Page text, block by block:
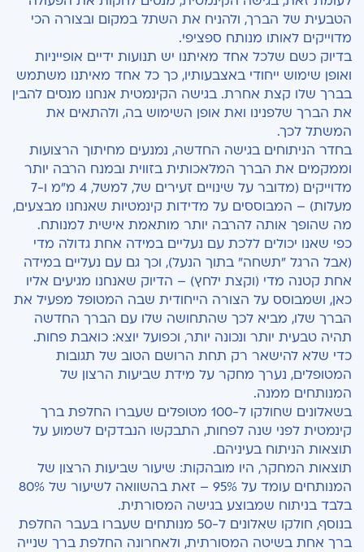
הטבעית של הברך, ולהניח את השתל במקום ובצורה הכי
מדוייקים לאותו מנותח ספציפי.
בדיוק כשם שלכל אחד מאיתנו יש תנועות ידיים אופייניות
ואופן שימוש ייחודי באצבעותיו, כך כל אחד מאיתנו משתמש
בברך שלו קצת אחרת. בגישה הקינמטית אנחנו מנסים להבין
את הברך שלפנינו ואת אופן השימוש בה, ולהתאים את
המשתל לכך.
בחדר הניתוחים בגישה החדשה, נמנעים מחיתוך הרצועות
וממקמים את הברך המלאכותית בזווית ובמנח הרבה יותר
מדוייקים (מדובר על שינויים זעירים של, למשל, 4 מ"מ ו-7
מעלות) – המבוססים על מדידות קינמטיות שאנחנו מבצעים,
מה שהופך אותה להרבה יותר מותאמת אישית למנותח.
כפי שאנו יכולים ללכת עם נעליים במידה אחת גדולה מדי
(אבל הרגל "תשחה" בתוך הנעל), וכך גם עם נעליים במידה
אחת קטנה מדי (וקצת ילחץ) – הדיוק שאנחנו מגיעים אליו
כאן, ושמבוסס על הצורה הייחודית שבה המטופל מפעיל את
הברך שלו, מביא לכך שהתחושה שלו עם הברך החדשה
תהיה טבעית יותר ונכונה יותר, וכפועל יוצא: כואבת פחות.
כדי שלא להישאר רק תחת הרושם הטוב של תגובות
המטופלים, נערך מחקר על מידת שביעות הרצון של
המנותחים ממנה.
בשאלונים שחולקו ל-100 מטופלים שעברו החלפת ברך
קינמטית לפני שנה לפחות, התבקשו הנבדקים לשמוע על
תוצאות הניתוח בעיניהם.
תוצאות המחקר, היו מובהקות: שיעור שביעות הרצון של
המנותחים עומד על 95% – זאת בהשוואה לשיעור של 80%
בלבד בניתוח שמבוצע בגישה המסורתית.
בנוסף, חולקו שאלונים ל-50 מנותחים שעברו בעבר החלפת
ברך אחת בשיטה המסורתית, ולאחרונה החלפת ברך שנייה